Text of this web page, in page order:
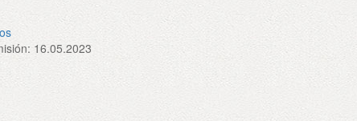
16.05.2023